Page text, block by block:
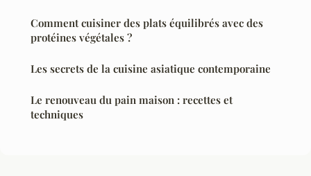
Comment cuisiner des plats équilibrés avec des
protéines végétales ?
Les secrets de la cuisine asiatique contemporaine
Le renouveau du pain maison : recettes et
techniques